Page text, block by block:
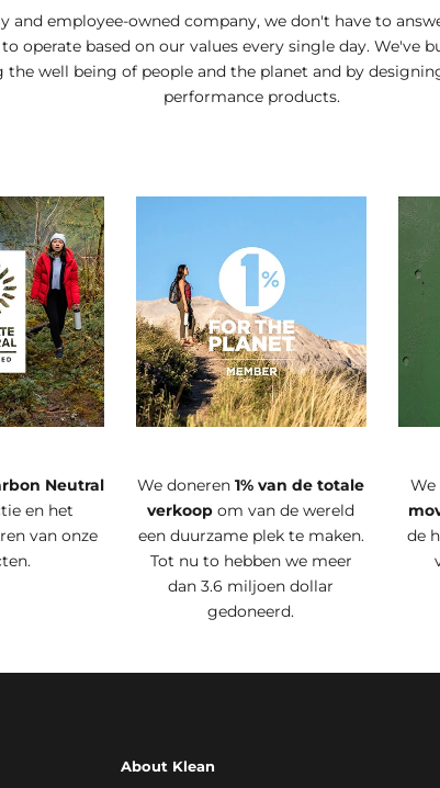
and employee-owned company, we don't have to
operate based on our values every single day. We've
well being of people and the planet and by
performance products.
Neutral
en het
van onze
We doneren1% van de totale
verkoop om van de wereld
een duurzame plek te maken.
Tot nu to hebben we meer
dan 3.6 miljoen dollar
gedoneerd.
We
de
About Klean